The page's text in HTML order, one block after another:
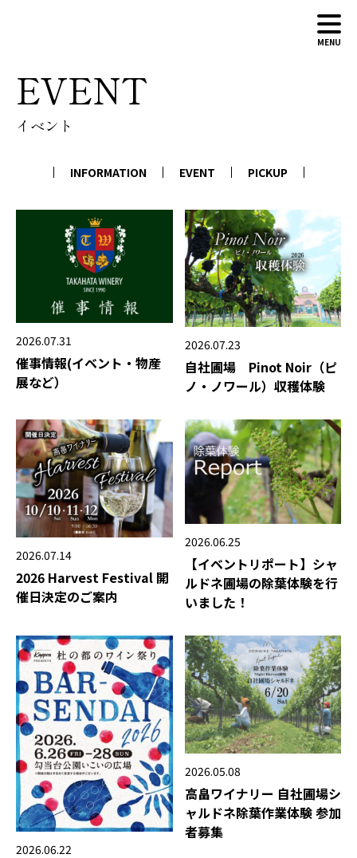
MENU
ABOUT
WINERY
ONLINE SHOP
EVENT
イベント
INFORMATION EVENT PICKUP
2026.07.31
催事情報(イベント・物産
展など）
2026.07.23
自社圃場 Pinot Noir（ピ
ノ・ノワール）収穫体験
2026.07.14
2026 Harvest Festival 開
催日決定のご案内
2026.06.25
【イベントリポート】シャ
ルドネ圃場の除葉体験を行
いました！
2026.06.22
2026.05.08
高畠ワイナリー 自社圃場シ
ャルドネ除葉作業体験 参加
者募集